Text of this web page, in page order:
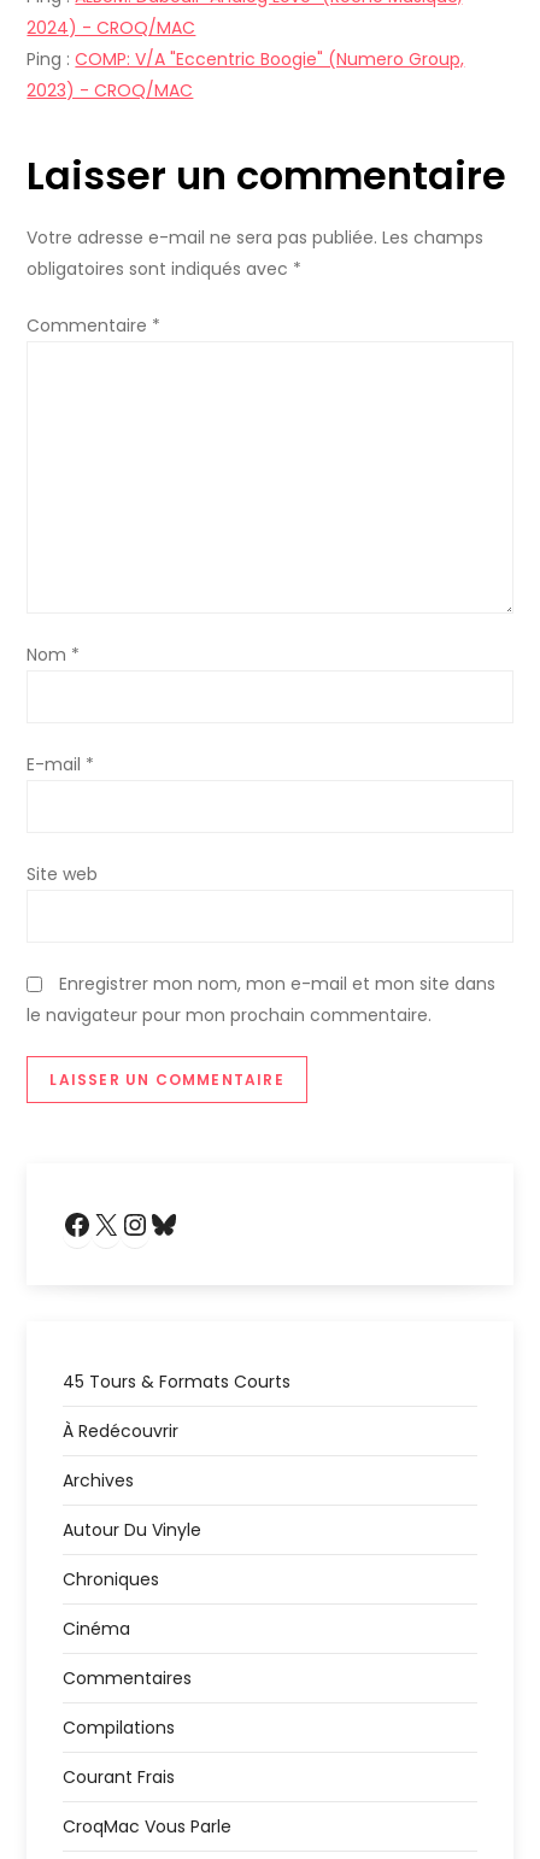
o
n
e
l
l
2024) - CROQ/MAC
Ping :COMP: V/A "Eccentric Boogie" (Numero Group,
2023) - CROQ/MAC
Laisser un commentaire
Votre adresse e-mail ne sera pas publiée. Les champs
obligatoires sont indiqués avec *
Commentaire *
Nom *
E-mail *
Site web
Enregistrer mon nom, mon e-mail et mon site dans
le navigateur pour mon prochain commentaire.
Facebook
X Instagram
45 Tours & Formats Courts
À Redécouvrir
Archives
Autour Du Vinyle
Chroniques
Cinéma
Commentaires
Compilations
Courant Frais
CroqMac Vous Parle